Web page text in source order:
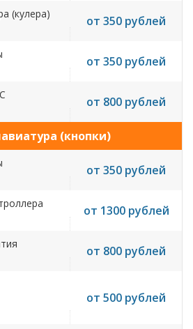
(кулера) от 350 рублей
от 350 рублей
от 800 рублей
(кнопки)
от 350 рублей
от 1300 рублей
от 800 рублей
от 500 рублей